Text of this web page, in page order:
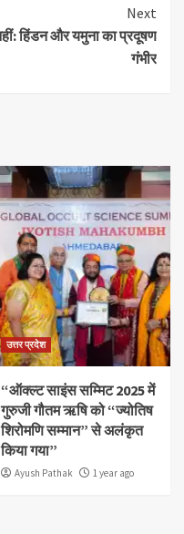
Next
हिंडन और यमुना का प्रदूषण
गंभीर
उत्तर प्रदेश
“ऑक्ल्ट साइंस सम्मिट 2025 में
गुरुजी गौतम ऋषि को “ज्योतिष
शिरोमणि सम्मान” से अलंकृत
किया गया”
Ayush Pathak 1 year ago